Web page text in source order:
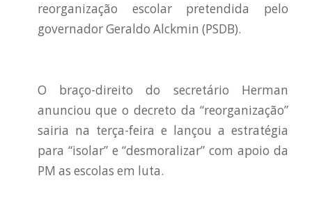
reorganização escolar pretendida pelo
governador Geraldo Alckmin (PSDB).
O braço-direito do secretário Herman
anunciou que o decreto da “reorganização”
sairia na terça-feira e lançou a estratégia
para “isolar” e “desmoralizar” com apoio da
PM as escolas em luta.